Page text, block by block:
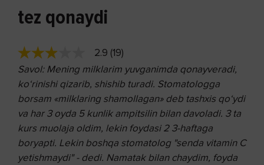
tez qonaydi
2.9 (19)
Savol: Mening milklarim yuvganimda qonayveradi,
ko‘rinishi qizarib, shishib turadi. Stomatologga
borsam «milklaring shamollagan» deb tashxis qo‘ydi
va har 3 oyda 5 kunlik ampitsilin bilan davoladi. 3 ta
kurs muolaja oldim, lekin foydasi 2 3-haftaga
boryapti. Lekin boshqa stomatolog "senda vitamin C
yetishmaydi" - dedi. Namatak bilan chaydim, foyda